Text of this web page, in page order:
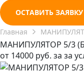
ОСТАВИТЬ ЗАЯВКУ
Главная
МАНИПУЛЯТОР 5/3
от 14000 руб. за за